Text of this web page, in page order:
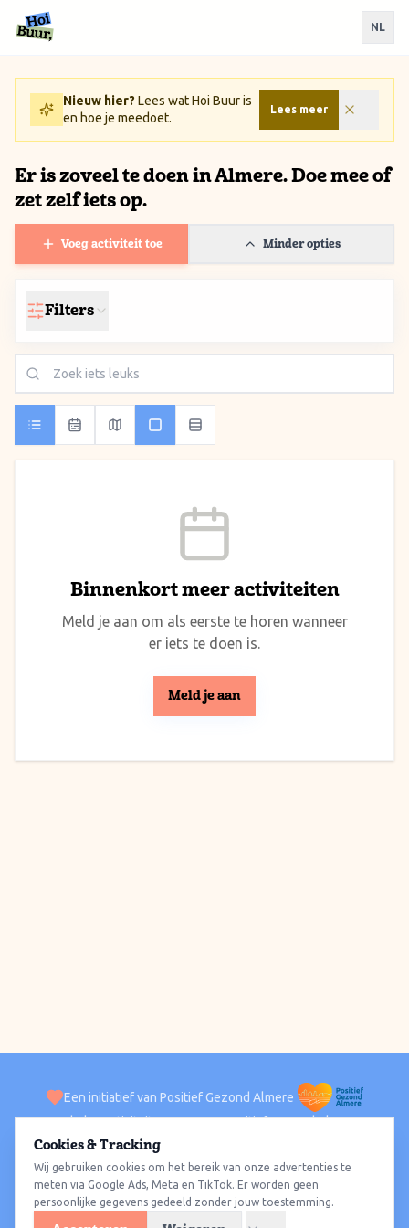
Ga naar inhoud / Skip to content
NL
Nieuw hier? Lees wat Hoi Buur is
en hoe je meedoet.
Lees meer
Er is zoveel te doen in Almere. Doe mee of
zet zelf iets op.
Voeg activiteit toe Minder opties
Filters
Binnenkort meer activiteiten
Meld je aan om als eerste te horen wanneer
er iets te doen is.
Meld je aan
Een initiatief van Positief Gezond Almere
VerhalenActiviteiten Positief Gezond Almere
ACTIVITEITEN PER WIJK
Alle wijkenAlmere HavenAlmere StadAlmere BuitenAlmere Poort
Almere HoutAlmere OosterwoldWat te doen
Cookies & Tracking
Wij gebruiken cookies om het bereik van onze advertenties te
meten via Google Ads, Meta en TikTok. Er worden geen
persoonlijke gegevens gedeeld zonder jouw toestemming.